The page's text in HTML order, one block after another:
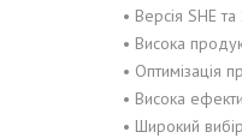
• Версія SHE
• Висока
• Оптимізація
• Висока
• Широкий